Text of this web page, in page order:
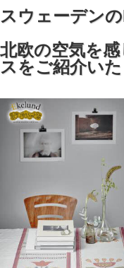
スウェーデン
北欧の空気を
スをご紹介いた